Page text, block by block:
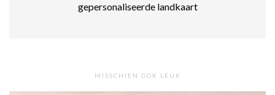
gepersonaliseerde landkaart
MISSCHIEN OOK LEUK